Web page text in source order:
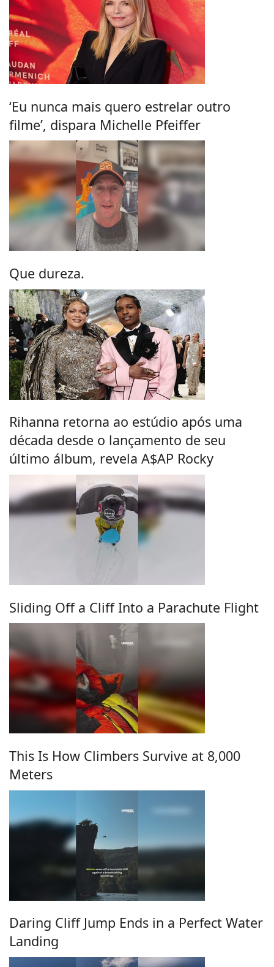
‘Eu nunca mais quero estrelar outro
filme’, dispara Michelle Pfeiffer
Que dureza.
Rihanna retorna ao estúdio após uma
década desde o lançamento de seu
último álbum, revela A$AP Rocky
Sliding Off a Cliff Into a Parachute Flight
This Is How Climbers Survive at 8,000
Meters
Daring Cliff Jump Ends in a Perfect Water
Landing